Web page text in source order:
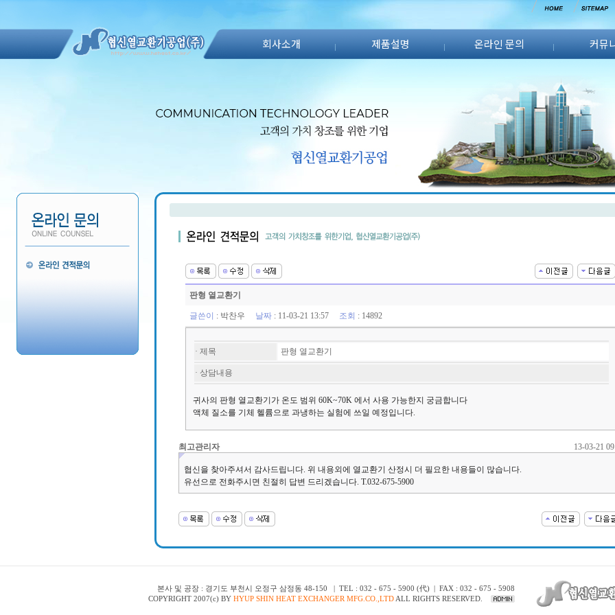
회사소개 제품설명 온라인 문의 커뮤
판형 열교환기
글쓴이 : 박찬우 날짜: 11-03-21 13:57 조회 : 14892
· 제목 판형 열교환기
· 상담내용
귀사의 판형 열교환기가 온도 범위 60K~70K 에서 사용 가능한지 궁금합니다
액체 질소를 기체 헬륨으로 과냉하는 실험에 쓰일 예정입니다.
최고관리자 13-03-21
협신을 찾아주셔서 감사드립니다. 위 내용외에 열교환기 산정시 더 필요한 내용들이 많습니다.
유선으로 전화주시면 친절히 답변 드리겠습니다. T.032-675-5900
본사 및 공장 : 경기도 부천시 오정구 삼정동 48-150 | TEL : 032 - 675 - 5900 (代) | FAX : 032 - 675 - 5908
COPYRIGHT 2007(c) BY HYUP SHIN HEAT EXCHANGER MFG.CO.,LTD ALL RIGHTS RESERVED.